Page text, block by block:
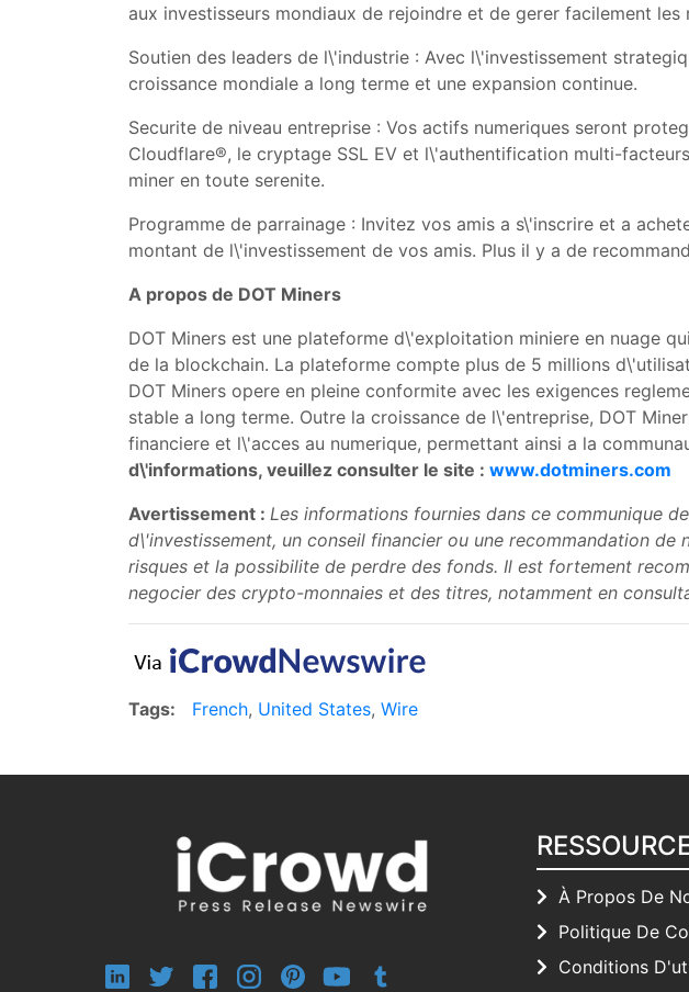
aux investisseurs mondiaux de rejoindre et de gerer facilement les
Soutien des leaders de l\'industrie : Avec l\'investissement
croissance mondiale a long terme et une expansion continue.
Securite de niveau entreprise : Vos actifs numeriques seront
Cloudflare®, le cryptage SSL EV et l\'authentification multi-
miner en toute serenite.
Programme de parrainage : Invitez vos amis a s\'inscrire et a
montant de l\'investissement de vos amis. Plus il y a de
A propos de DOT Miners
DOT Miners est une plateforme d\'exploitation miniere en nuage
de la blockchain. La plateforme compte plus de 5 millions
DOT Miners opere en pleine conformite avec les exigences
stable a long terme. Outre la croissance de l\'entreprise, DOT
financiere et l\'acces au numerique, permettant ainsi a la
d\'informations, veuillez consulter le site : www.dotminers.com
Avertissement : Les informations fournies dans ce communique
d\'investissement, un conseil financier ou une recommandation
risques et la possibilite de perdre des fonds. Il est fortement
negocier des crypto-monnaies et des titres, notamment en
Tags: French, United States, Wire
À Propos De
Politique De
Conditions